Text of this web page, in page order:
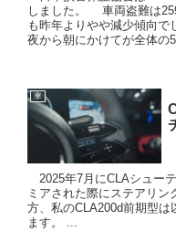
しました。 車両盗難は
も昨年よりやや減少傾向
夜から朝にかけてが全体の
車
2025年7月にCLAシュー
ミアされた際にステアリ
方、私のCLA200d前期型
ます。 ...